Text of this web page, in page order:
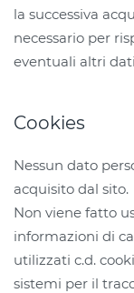
la successiva
necessario per
eventuali altri
Cookies
Nessun dato
acquisito dal sito.
Non viene fatto
informazioni di
utilizzati c.d.
sistemi per il